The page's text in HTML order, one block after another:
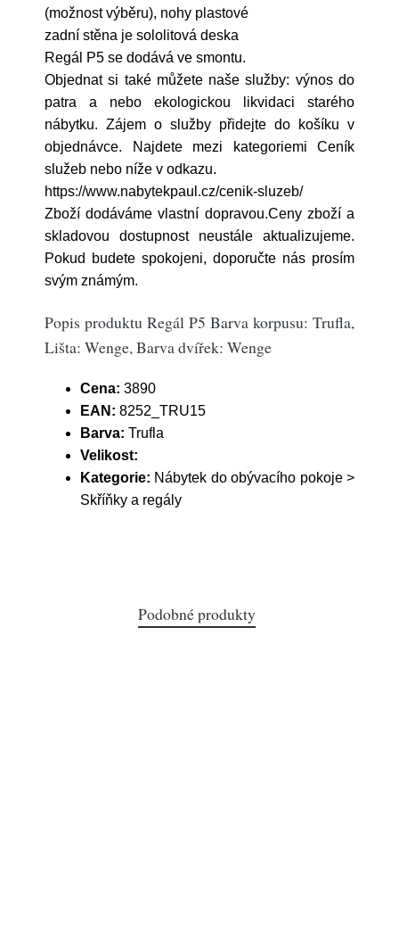
(možnost výběru), nohy plastové
zadní stěna je sololitová deska
Regál P5 se dodává ve smontu.
Objednat si také můžete naše služby: výnos do
patra a nebo ekologickou likvidaci starého
nábytku. Zájem o služby přidejte do košíku v
objednávce. Najdete mezi kategoriemi Ceník
služeb nebo níže v odkazu.
https://www.nabytekpaul.cz/cenik-sluzeb/
Zboží dodáváme vlastní dopravou.Ceny zboží a
skladovou dostupnost neustále aktualizujeme.
Pokud budete spokojeni, doporučte nás prosím
svým známým.
Popis produktu Regál P5 Barva korpusu: Trufla,
Lišta: Wenge, Barva dvířek: Wenge
Cena: 3890
EAN: 8252_TRU15
Barva: Trufla
Velikost:
Kategorie: Nábytek do obývacího pokoje >
Skříňky a regály
Podobné produkty